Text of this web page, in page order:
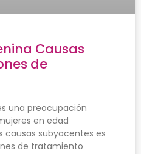
Causas
de
una preocupación
en edad
causas subyacentes es
de tratamiento